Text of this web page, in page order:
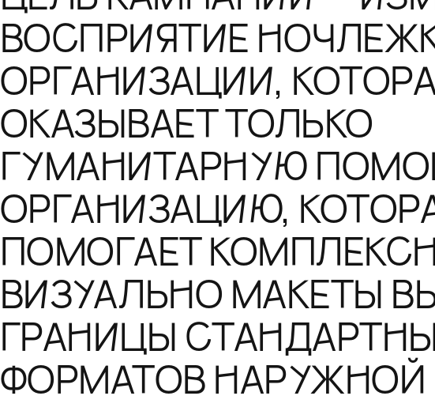
ВОСПРИЯТИЕ
ОРГАНИЗАЦИИ,
ОКАЗЫВАЕТ ТОЛЬКО
ГУМАНИТАРНУЮ
ОРГАНИЗАЦИЮ,
ПОМОГАЕТ
ВИЗУАЛЬНО МАКЕТЫ
ГРАНИЦЫ
ФОРМАТОВ НАРУЖНОЙ